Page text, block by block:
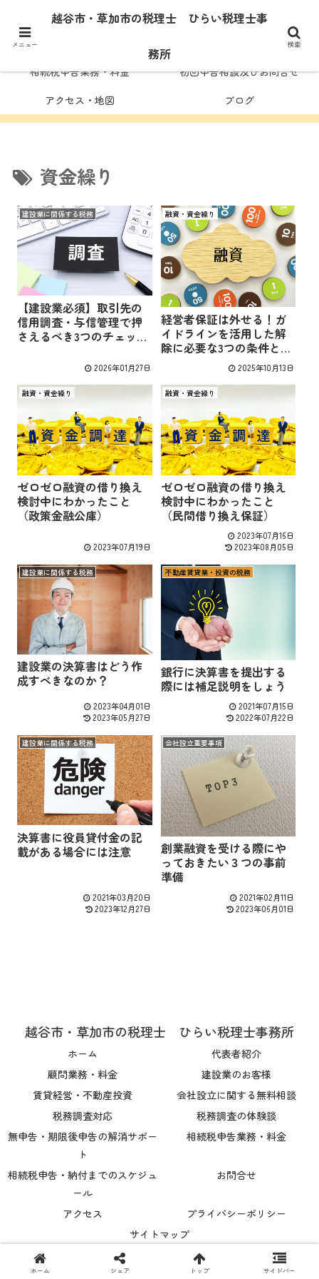
ひらい税理士事務所
ホーム
代表者紹介
相続税申告業務・料金
初回申告相談及びお問合せ
アクセス・地図
ブログ
資金繰り
建設業に関係する税務
【建設業必須】取引先の
信用調査・与信管理で押
さえるべき3つのチェック
2026年01月27日
融資・資金繰り
経営者保証は外せる！ガ
イドラインを活用した解
除に必要な3つの条件と交
2025年10月13日
融資・資金繰り
ゼロゼロ融資の借り換え
検討中にわかったこと
（政策金融公庫）
2023年07月19日
融資・資金繰り
ゼロゼロ融資の借り換え
検討中にわかったこと
（民間借り換え保証）
2023年07月16日
2023年08月05日
建設業に関係する税務
建設業の決算書はどう作
成すべきなのか？
2023年04月01日
2023年05月27日
不動産賃貸業・投資の税務
銀行に決算書を提出する
際には補足説明をしょう
2021年07月15日
2022年07月22日
建設業に関係する税務
決算書に役員貸付金の記
載がある場合には注意
2021年03月20日
2023年12月27日
会社設立重要事項
創業融資を受ける際にや
っておきたい３つの事前
準備
2021年02月11日
2023年06月01日
越谷市・草加市の税理士 ひらい税理士事務所
ホーム
代表者紹介
顧問業務・料金
建設業のお客様
賃貸経営・不動産投資
会社設立に関する無料相談
税務調査対応
税務調査の体験談
無申告・期限後申告の解消サポー
ト
相続税申告業務・料金
相続税申告・納付までのスケジュ
ール
お問合せ
アクセス
プライバシーポリシー
サイトマップ
© 2022 越谷市・草加市の税理士 ひらい税理士事務所.
メニュー
越谷市・草加市の税理士 ひらい税理士事
務所
検索
ホーム シェア トップ サイドバー